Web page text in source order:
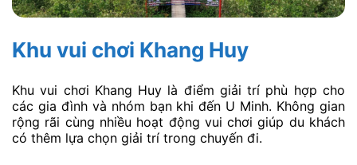
Khu vui chơi Khang Huy
Khu vui chơi Khang Huy là điểm giải trí phù hợp cho
các gia đình và nhóm bạn khi đến U Minh. Không gian
rộng rãi cùng nhiều hoạt động vui chơi giúp du khách
có thêm lựa chọn giải trí trong chuyến đi.